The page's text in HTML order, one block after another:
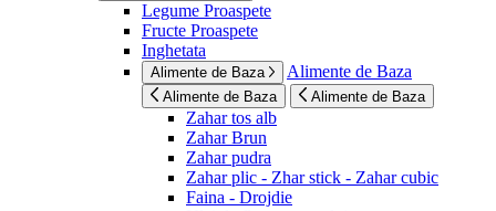
Legume Proaspete
Fructe Proaspete
Inghetata
Alimente de Baza Alimente de Baza
Alimente de Baza Alimente de Baza
Zahar tos alb
Zahar Brun
Zahar pudra
Zahar plic - Zhar stick - Zahar cubic
Faina - Drojdie